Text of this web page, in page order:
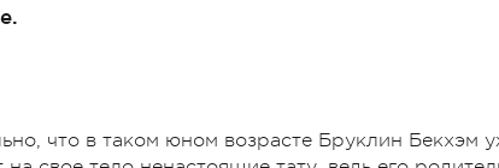
что в таком юном возрасте Бруклин Бекхэм